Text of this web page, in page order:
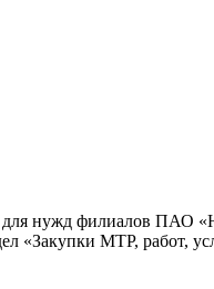
для нужд филиалов ПАО
«Закупки МТР, работ,